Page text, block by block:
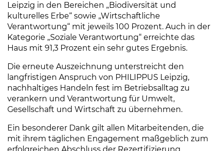
Leipzig in den Bereichen „Biodiversität und
kulturelles Erbe“ sowie „Wirtschaftliche
Verantwortung“ mit jeweils 100 Prozent. Auch in der
Kategorie „Soziale Verantwortung“ erreichte das
Haus mit 91,3 Prozent ein sehr gutes Ergebnis.
Die erneute Auszeichnung unterstreicht den
langfristigen Anspruch von PHILIPPUS Leipzig,
nachhaltiges Handeln fest im Betriebsalltag zu
verankern und Verantwortung für Umwelt,
Gesellschaft und Wirtschaft zu übernehmen.
Ein besonderer Dank gilt allen Mitarbeitenden, die
mit ihrem täglichen Engagement maßgeblich zum